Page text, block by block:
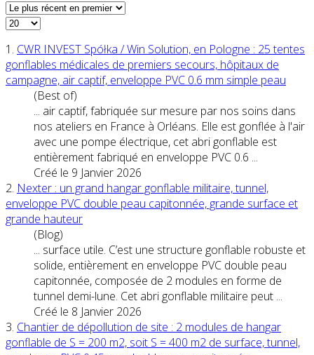
1. CWR INVEST Spółka / Win Solution, en Pologne : 25 tentes
gonflables médicales de premiers secours, hôpitaux de
campagne, air captif, enveloppe PVC 0.6 mm simple peau
(Best of)
... air captif, fabriquée sur mesure par nos soins dans
nos ateliers en France à Orléans. Elle est gonflée à l'air
avec une pompe électrique, cet abri gonflable est
entièrement fabriqué en enveloppe PVC 0.6 ...
Créé le 9 Janvier 2026
2. Nexter : un grand hangar gonflable militaire, tunnel,
enveloppe PVC double peau capitonnée, grande surface et
grande hauteur
(Blog)
... surface utile. C’est une structure gonflable robuste et
solide, entièrement en enveloppe PVC double peau
capitonnée, composée de 2 modules en forme de
tunnel demi-lune. Cet abri gonflable militaire peut ...
Créé le 8 Janvier 2026
3. Chantier de dépollution de site : 2 modules de hangar
gonflable de S = 200 m2, soit S = 400 m2 de surface, tunnel,